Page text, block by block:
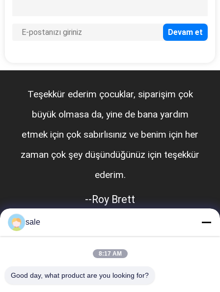
Teşekkür ederim çocuklar, siparişim çok
büyük olmasa da, yine de bana yardım
etmek için çok sabırlısınız ve benim için her
zaman çok şey düşündüğünüz için teşekkür
ederim.
--Roy Brett
sale
8:17 AM
Good day, what product are you looking for?